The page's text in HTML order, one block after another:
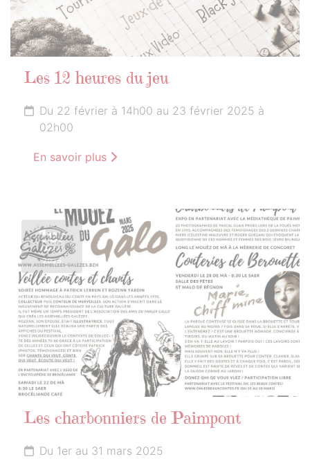
Les 12 heures du jeu
Du 22 février à 14h00 au 23 février 2025 à
02h00
En savoir plus
1er
MARS
2025
Les charbonniers de Paimpont
Du 1er au 31 mars 2025